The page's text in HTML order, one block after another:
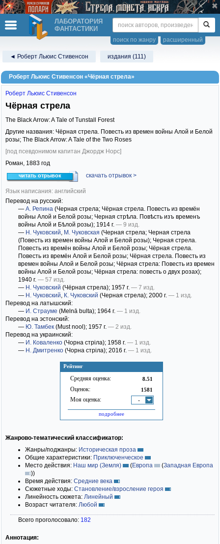
ЛАБОРАТОРИЯ
ФАНТАСТИКИ
расширенный
поиск по жанру
◄ Роберт Льюис Стивенсон издания (111)
Роберт Льюис Стивенсон «Чёрная стрела»
Рейтинг
Средняя оценка: 8.51
Оценок: 1581
Моя оценка: -
подробнее
Роберт Льюис Стивенсон
Чёрная стрела
The Black Arrow: A Tale of Tunstall Forest
Другие названия: Чёрная стрела. Повесть из времен войны Алой и Белой
розы; The Black Arrow: A Tale of the Two Roses
[под псевдонимом капитан Джордж Норс]
Роман, 1883 год
читать отрывок скачать отрывок >
Язык написания: английский
Перевод на русский:
— А. Репина (Черная стрела; Чёрная стрела. Повесть из времён
войны Алой и Белой розы; Черная стрѣла. Повѣсть изъ временъ
войны Алой и Бѣлой розы); 1914 г. — 9 изд.
— Н. Чуковский, М. Чуковская (Черная стрела; Черная стрела
(Повесть из времен войны Алой и Белой розы); Черная стрела.
Повесть из времëн войны Алой и Белой розы; Чёрная стрела.
Повесть из времён Алой и Белой розы; Чёрная стрела. Повесть из
времен войны Алой и Белой розы; Чёрная стрела: Повесть из времен
войны Алой и Белой розы; Чёрная стрела: повесть о двух розах);
1940 г. — 57 изд.
— Н. Чуковский (Чёрная стрела); 1957 г. — 7 изд.
— Н. Чуковский, К. Чуковский (Черная стрела); 2000 г. — 1 изд.
Перевод на латышский:
— И. Страуме (Melnā bulta); 1964 г. — 1 изд.
Перевод на эстонский:
— Ю. Тамбек (Must nool); 1957 г. — 2 изд.
Перевод на украинский:
— И. Коваленко (Чорна стріла); 1958 г. — 1 изд.
— Н. Дмитренко (Чорна стріла); 2016 г. — 1 изд.
Жанрово-тематический классификатор:
Жанры/поджанры: Историческая проза
Общие характеристики: Приключенческое
Место действия: Наш мир (Земля) (Европа (Западная Европа
))
Время действия: Средние века
Сюжетные ходы: Становление/взросление героя
Линейность сюжета: Линейный
Возраст читателя: Любой
Всего проголосовало: 182
Аннотация: